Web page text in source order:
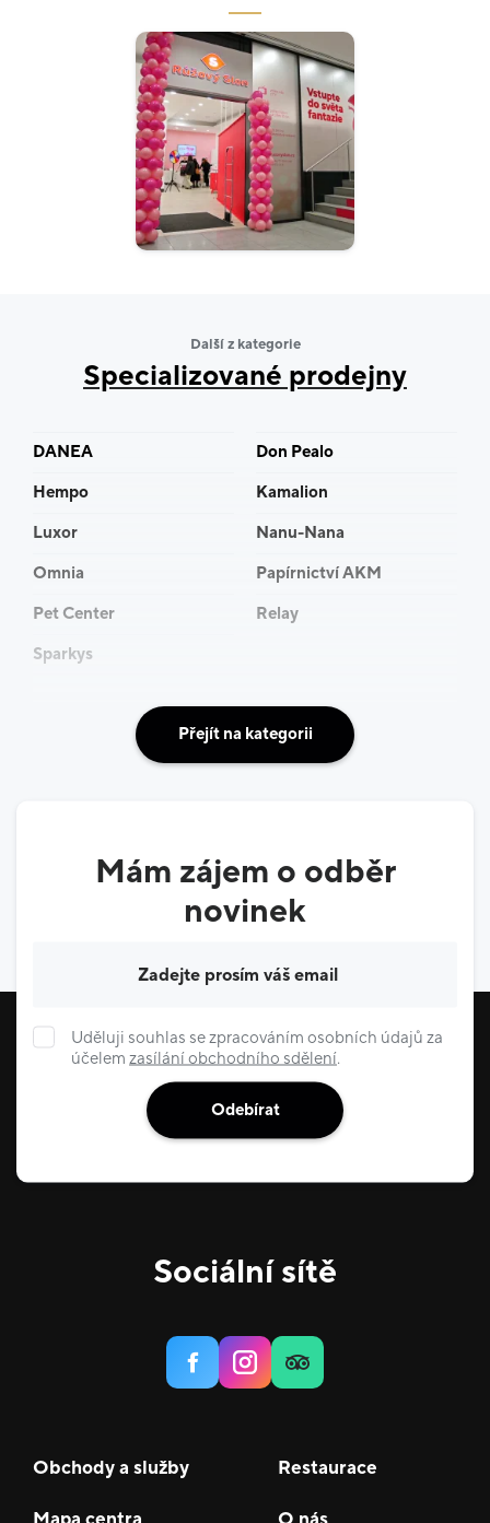
Další z kategorie
Specializované prodejny
DANEA
Don Pealo
Hempo
Kamalion
Luxor
Nanu-Nana
Omnia
Papírnictví AKM
Pet Center
Relay
Sparkys
Přejít na kategorii
Mám zájem o odběr
novinek
Uděluji souhlas se zpracováním osobních údajů za
účelem zasílání obchodního sdělení.
Odebírat
Sociální sítě
Obchody a služby Restaurace